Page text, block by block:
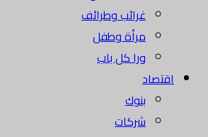
غرائب وطرائف
مرأة وطفل
ورا كل باب
اقتصاد
بنوك
شركات